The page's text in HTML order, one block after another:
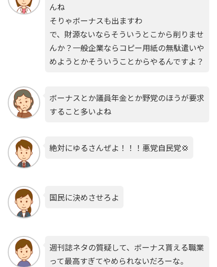
んね
そりゃボーナスも出ますわ
で、財源ないならそういうとこから削りませ
んか？一般企業ならコピー用紙の無駄遣いや
めようとかそういうことからやるんですよ？
ボーナスとか議員年金とか野党のほうが要求
すること多いよね
絶対にゆるさんぜよ！！！悪党自民党💢
国民に決めさせろよ
週刊誌ネタの質疑して、ボーナス貰える職業
って最高すぎてやめられないだろーな。